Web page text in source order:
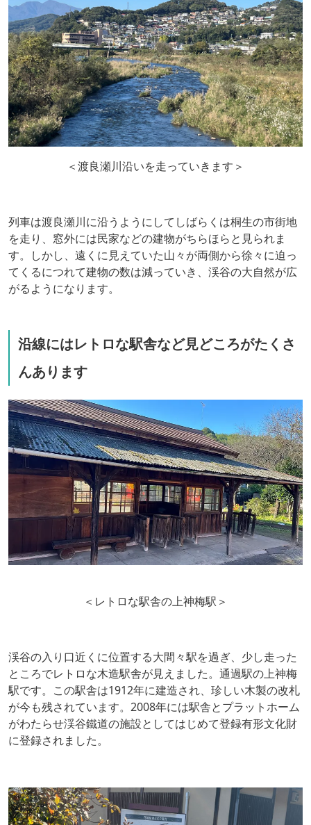
＜渡良瀬川沿いを走っていきます＞
列車は渡良瀬川に沿うようにしてしばらくは桐生の市街地
を走り、窓外には民家などの建物がちらほらと見られま
す。しかし、遠くに見えていた山々が両側から徐々に迫っ
てくるにつれて建物の数は減っていき、渓谷の大自然が広
がるようになります。
沿線にはレトロな駅舎など見どころがたくさ
んあります
＜レトロな駅舎の上神梅駅＞
渓谷の入り口近くに位置する大間々駅を過ぎ、少し走った
ところでレトロな木造駅舎が見えました。通過駅の上神梅
駅です。この駅舎は1912年に建造され、珍しい木製の改札
が今も残されています。2008年には駅舎とプラットホーム
がわたらせ渓谷鐵道の施設としてはじめて登録有形文化財
に登録されました。